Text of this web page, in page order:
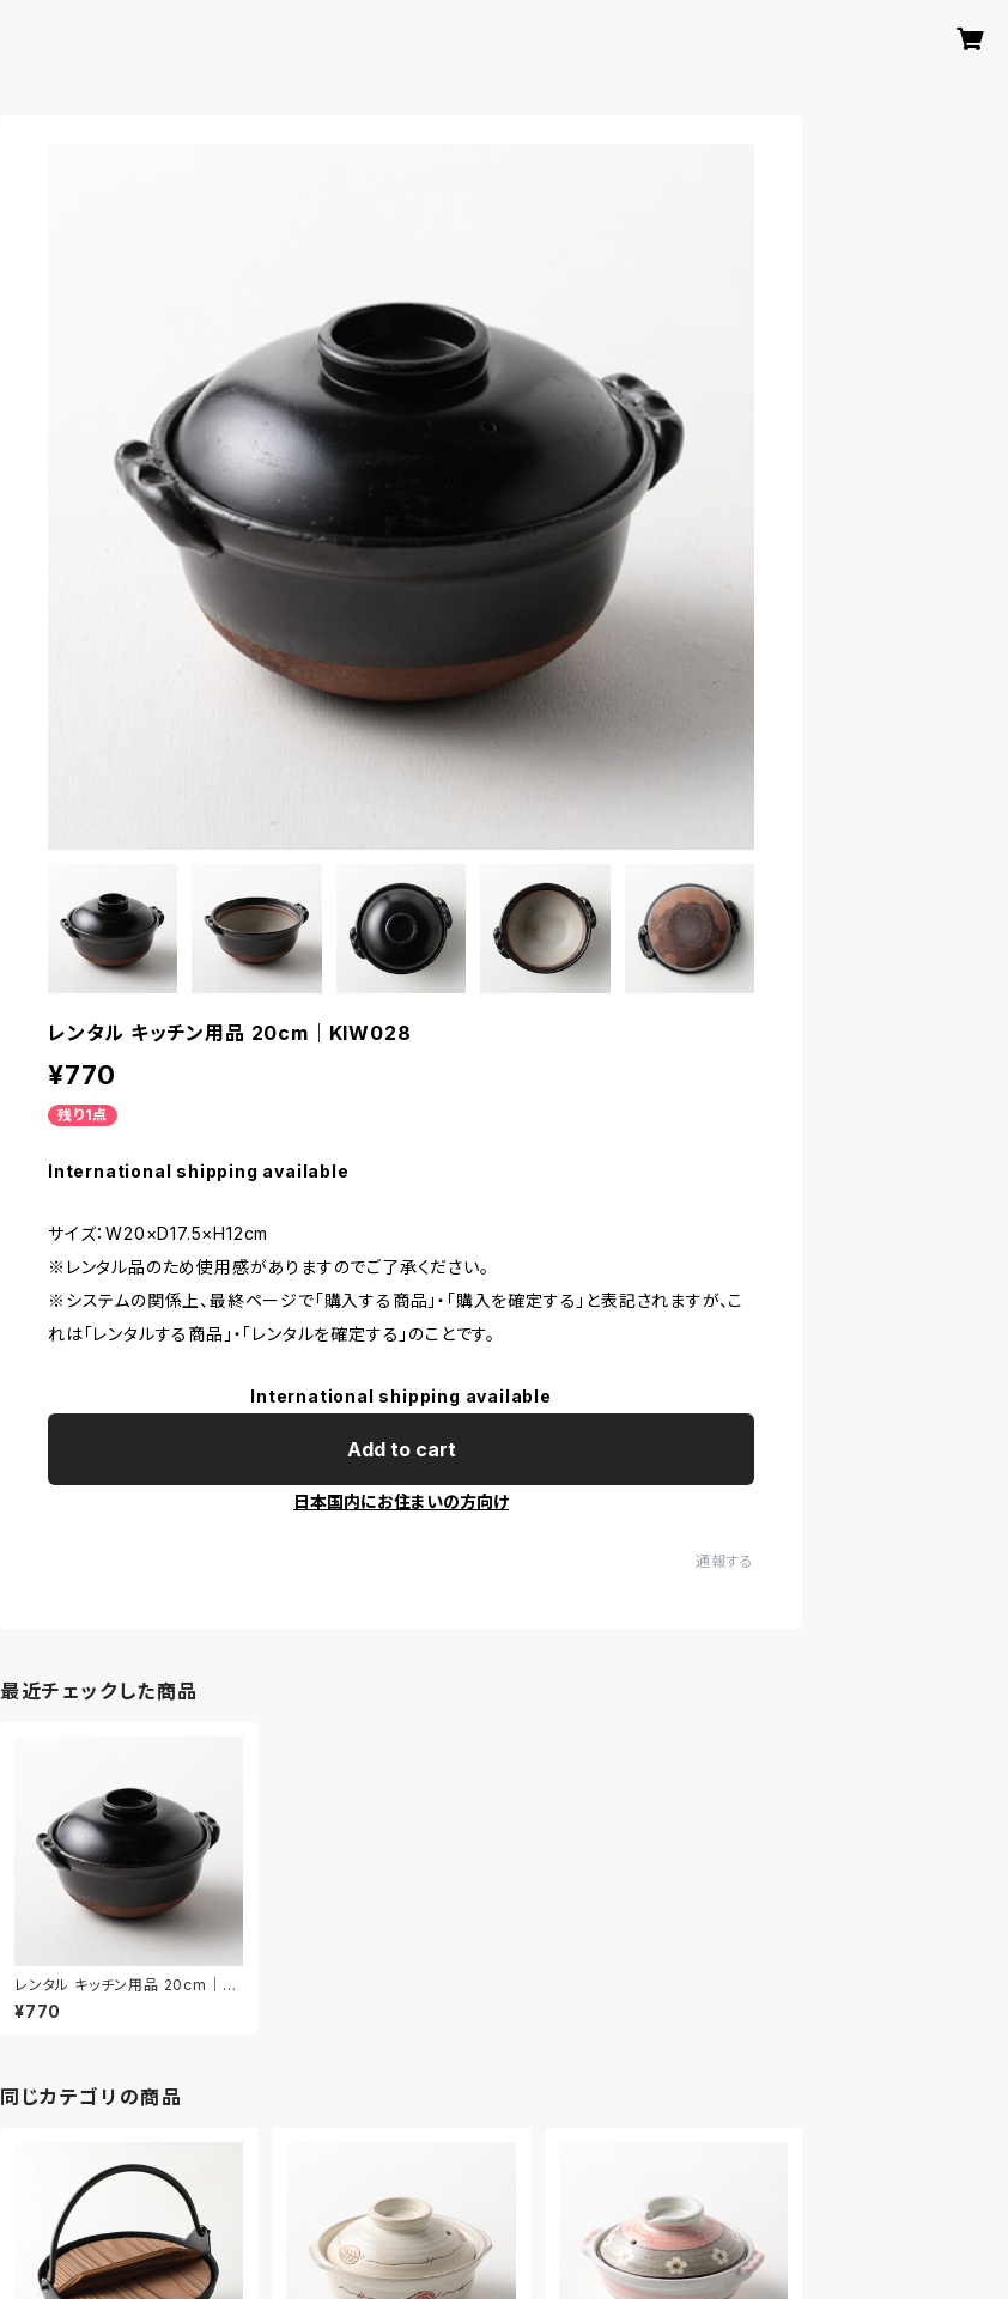
レンタル キッチン用品 20cm｜KIW028
¥770
残り1点
International shipping available
サイズ：W20×D17.5×H12cm
※レンタル品のため使用感がありますのでご了承ください。
※システムの関係上、最終ページで「購入する商品」・「購入を確定する」と表記されますが、こ
れは「レンタルする商品」・「レンタルを確定する」のことです。
International shipping available
Add to cart
日本国内にお住まいの方向け
通報する
最近チェックした商品
レンタル キッチン用品 20cm｜KI
W028
¥770
同じカテゴリの商品